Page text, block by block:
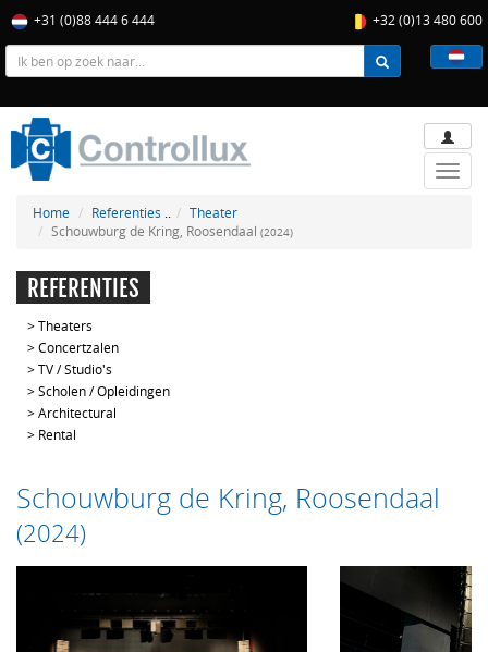
+31 (0)88 444 6 444 +32 (0)13 480 600
Toggle
Home
Referenties
Theater
Schouwburg de Kring, Roosendaal (2024)
REFERENTIES
>Theaters
>Concertzalen
>TV / Studio's
>Scholen / Opleidingen
>Architectural
> Rental
Schouwburg de Kring, Roosendaal
(2024)